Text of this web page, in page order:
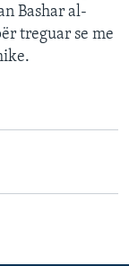
Bashar al-
treguar se me